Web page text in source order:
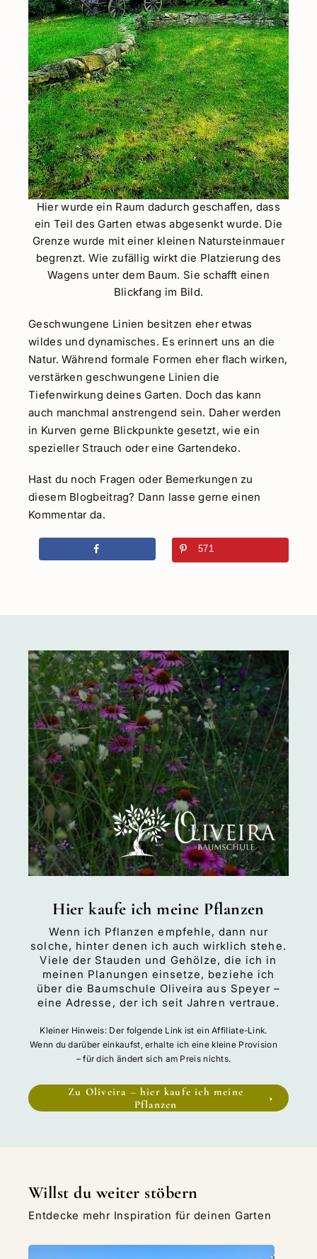
Hier wurde ein Raum dadurch geschaffen, dass
ein Teil des Garten etwas abgesenkt wurde. Die
Grenze wurde mit einer kleinen Natursteinmauer
begrenzt. Wie zufällig wirkt die Platzierung des
Wagens unter dem Baum. Sie schafft einen
Blickfang im Bild.
Geschwungene Linien besitzen eher etwas
wildes und dynamisches. Es erinnert uns an die
Natur. Während formale Formen eher flach wirken,
verstärken geschwungene Linien die
Tiefenwirkung deines Garten. Doch das kann
auch manchmal anstrengend sein. Daher werden
in Kurven gerne Blickpunkte gesetzt, wie ein
spezieller Strauch oder eine Gartendeko.
Hast du noch Fragen oder Bemerkungen zu
diesem Blogbeitrag? Dann lasse gerne einen
Kommentar da.
571
Hier kaufe ich meine Pflanzen
Wenn ich Pflanzen empfehle, dann nur
solche, hinter denen ich auch wirklich stehe.
Viele der Stauden und Gehölze, die ich in
meinen Planungen einsetze, beziehe ich
über die Baumschule Oliveira aus Speyer –
eine Adresse, der ich seit Jahren vertraue.
Kleiner Hinweis: Der folgende Link ist ein Affiliate-Link.
Wenn du darüber einkaufst, erhalte ich eine kleine Provision
– für dich ändert sich am Preis nichts.
Zu Oliveira – hier kaufe ich meine
Pflanzen
Willst du weiter stöbern
Entdecke mehr Inspiration für deinen Garten